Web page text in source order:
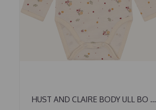
HUST AND CLAIRE BODY ULL BO ...